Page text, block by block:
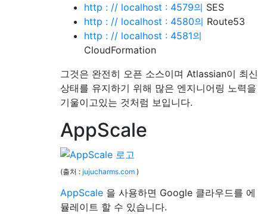
http : // localhost : 4579의 SES
http : // localhost : 4580의 Route53
http : // localhost : 4581의
CloudFormation
그것은 완전히 오픈 소스이며 Atlassian이 최신
상태를 유지하기 위해 많은 엔지니어링 노력을
기울이고있는 것처럼 보입니다.
AppScale
(출처 : jujucharms.com )
AppScale 을 사용하면 Google 클라우드를 에
뮬레이트 할 수 있습니다.